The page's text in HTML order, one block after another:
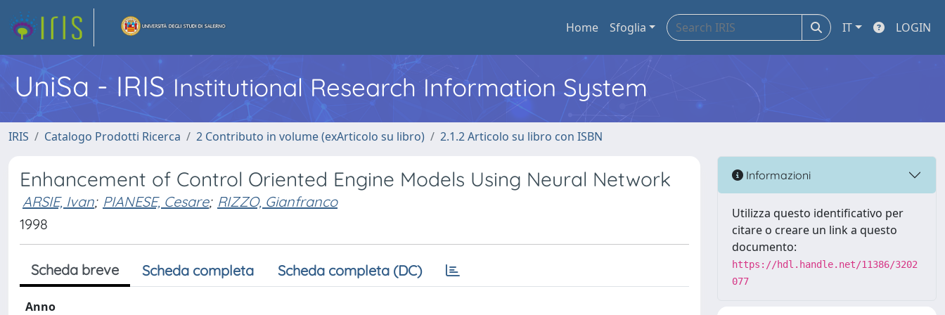
Home Sfoglia IT LOGIN
UniSa - IRIS Institutional Research Information System
IRIS Catalogo Prodotti Ricerca 2 Contributo in volume (exArticolo su libro) 2.1.2 Articolo su libro con ISBN
Enhancement of Control Oriented Engine Models Using Neural Network
ARSIE, Ivan; PIANESE, Cesare; RIZZO, Gianfranco
1998
Scheda breve Scheda completa Scheda completa (DC)
Anno
Informazioni
Utilizza questo identificativo per
citare o creare un link a questo
documento:
https://hdl.handle.net/11386/3202
077